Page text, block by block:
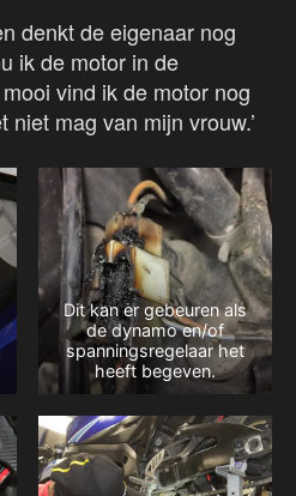
denkt de eigenaar nog
ik de motor in de
vind ik de motor nog
mag van mijn vrouw.’
Dit kan er gebeuren als
de dynamo en/of
spanningsregelaar het
heeft begeven.